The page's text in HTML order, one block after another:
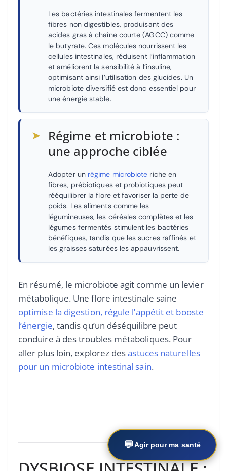
Les bactéries intestinales fermentent les
fibres non digestibles, produisant des
acides gras à chaîne courte (AGCC) comme
le butyrate. Ces molécules nourrissent les
cellules intestinales, réduisent l’inflammation
et améliorent la sensibilité à l’insuline,
optimisant ainsi l’utilisation des glucides. Un
microbiote diversifié est donc essentiel pour
une énergie stable.
➤ Régime et microbiote :
une approche ciblée
Adopter un régime microbiote riche en
fibres, prébiotiques et probiotiques peut
rééquilibrer la flore et favoriser la perte de
poids. Les aliments comme les
légumineuses, les céréales complètes et les
légumes fermentés stimulent les bactéries
bénéfiques, tandis que les sucres raffinés et
les graisses saturées les appauvrissent.
En résumé, le microbiote agit comme un levier
métabolique. Une flore intestinale saine
optimise la digestion, régule l’appétit et booste
l’énergie, tandis qu’un déséquilibre peut
conduire à des troubles métaboliques. Pour
aller plus loin, explorez desastuces naturelles
pour un microbiote intestinal sain.
💬Agir pour ma santé